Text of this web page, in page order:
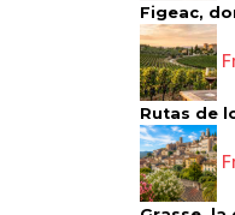
Figeac,
Rutas de